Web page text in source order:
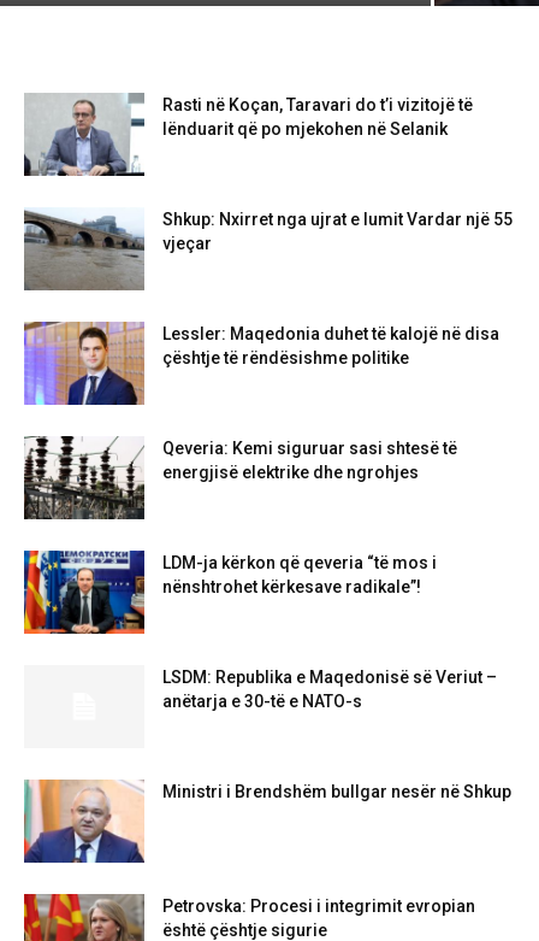
Rasti në Koçan, Taravari do t’i vizitojë të
lënduarit që po mjekohen në Selanik
Shkup: Nxirret nga ujrat e lumit Vardar një 55
vjeçar
Lessler: Maqedonia duhet të kalojë në disa
çështje të rëndësishme politike
Qeveria: Kemi siguruar sasi shtesë të
energjisë elektrike dhe ngrohjes
LDM-ja kërkon që qeveria “të mos i
nënshtrohet kërkesave radikale”!
LSDM: Republika e Maqedonisë së Veriut –
anëtarja e 30-të e NATO-s
Ministri i Brendshëm bullgar nesër në Shkup
Petrovska: Procesi i integrimit evropian
është çështje sigurie